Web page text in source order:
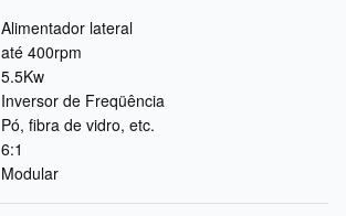
Alimentador lateral
até 400rpm
5.5Kw
Inversor de Freqüência
Pó, fibra de vidro, etc.
6:1
Modular